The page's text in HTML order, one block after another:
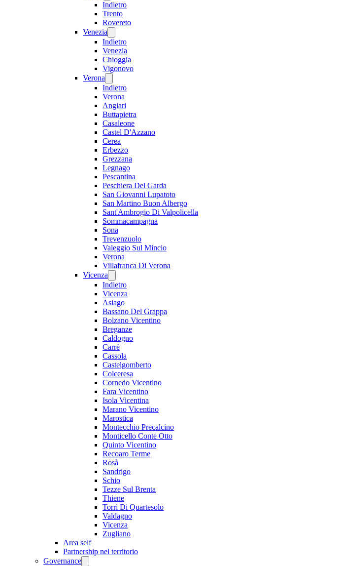
Indietro
Trento
Rovereto
Venezia
Indietro
Venezia
Chioggia
Vigonovo
Verona
Indietro
Verona
Angiari
Buttapietra
Casaleone
Castel D'Azzano
Cerea
Erbezzo
Grezzana
Legnago
Pescantina
Peschiera Del Garda
San Giovanni Lupatoto
San Martino Buon Albergo
Sant'Ambrogio Di Valpolicella
Sommacampagna
Sona
Trevenzuolo
Valeggio Sul Mincio
Verona
Villafranca Di Verona
Vicenza
Indietro
Vicenza
Asiago
Bassano Del Grappa
Bolzano Vicentino
Breganze
Caldogno
Carrè
Cassola
Castelgomberto
Colceresa
Cornedo Vicentino
Fara Vicentino
Isola Vicentina
Marano Vicentino
Marostica
Montecchio Precalcino
Monticello Conte Otto
Quinto Vicentino
Recoaro Terme
Rosà
Sandrigo
Schio
Tezze Sul Brenta
Thiene
Torri Di Quartesolo
Valdagno
Vicenza
Zugliano
Area self
Partnership nel territorio
Governance